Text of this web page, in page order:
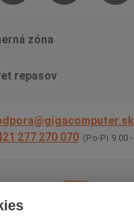
zóna
repasov
277 270 070 (Po-Pi 9.00 -